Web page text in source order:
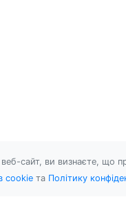
сайт, ви визнаєте, що
cookie та Політику